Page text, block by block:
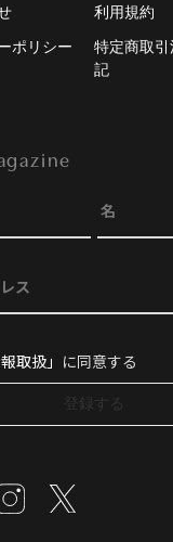
利用規約
ポリシー
特定商取
記
取扱」 に同意する